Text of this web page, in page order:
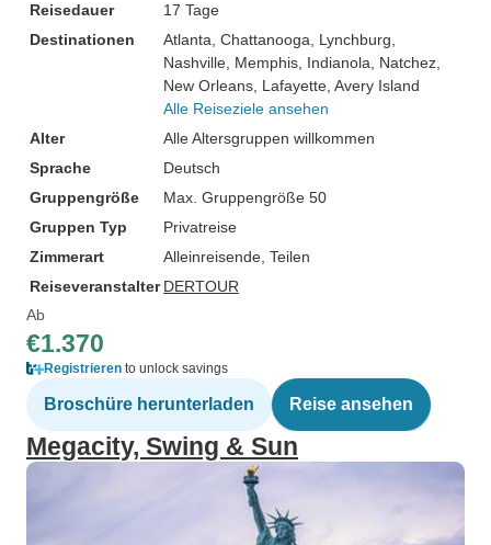
Reisedauer
17 Tage
Destinationen
Atlanta , Chattanooga , Lynchburg
Nashville , Memphis , Indianola , Natchez
New Orleans , Lafayette , Avery Island
Alle Reiseziele ansehen
Alter
Alle Altersgruppen willkommen
Sprache
Deutsch
Gruppengröße
Max. Gruppengröße 50
Gruppen Typ
Privatreise
Zimmerart
Alleinreisende, Teilen
Reiseveranstalter DERTOUR
Ab
€1.370
Registrieren to unlock savings
Broschüre herunterladen Reise ansehen
Megacity, Swing & Sun